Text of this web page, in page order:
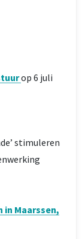
op 6 juli
stimuleren
Maarssen,